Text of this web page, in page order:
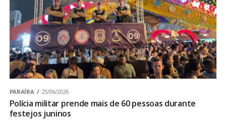
PARAÍBA 25/06/2026
Polícia militar prende mais de 60 pessoas durante
festejos juninos